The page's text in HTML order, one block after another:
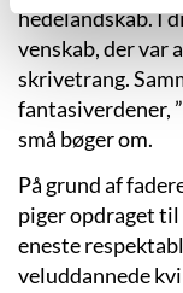
hedelandskab. I
venskab, der var
skrivetrang.
fantasiverdener,
små bøger om.
På grund af
piger opdraget til
eneste
veluddannede